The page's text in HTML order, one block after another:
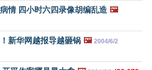
情 四小时六四录像胡编乱造 🖼️
新华网越报导越砸锅 🖼️ 2004/6/2